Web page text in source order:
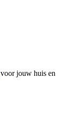
voor jouw huis en